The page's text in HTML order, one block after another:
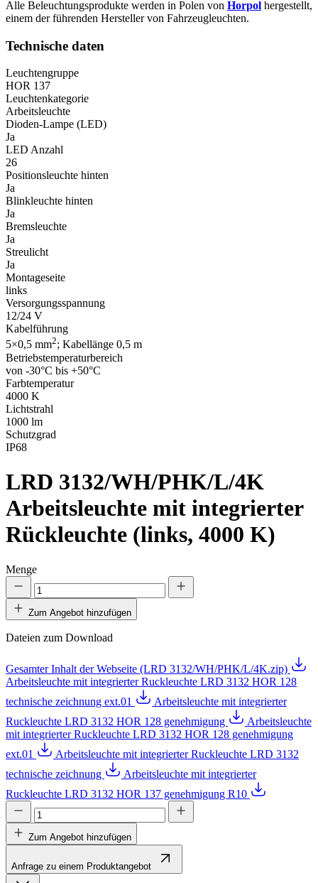
Alle Beleuchtungsprodukte werden in Polen von Horpol hergestellt,
einem der führenden Hersteller von Fahrzeugleuchten.
Technische daten
Leuchtengruppe
HOR 137
Leuchtenkategorie
Arbeitsleuchte
Dioden-Lampe (LED)
Ja
LED Anzahl
26
Positionsleuchte hinten
Ja
Blinkleuchte hinten
Ja
Bremsleuchte
Ja
Streulicht
Ja
Montageseite
links
Versorgungsspannung
12/24 V
Kabelführung
5×0,5 mm2; Kabellänge 0,5 m
Betriebstemperaturbereich
von -30°C bis +50°C
Farbtemperatur
4000 K
Lichtstrahl
1000 lm
Schutzgrad
IP68
LRD 3132/WH/PHK/L/4K
Arbeitsleuchte mit integrierter
Rückleuchte (links, 4000 K)
Menge
Zum Angebot hinzufügen
Dateien zum Download
Gesamter Inhalt der Webseite (LRD 3132/WH/PHK/L/4K.zip)
Arbeitsleuchte mit integrierter Ruckleuchte LRD 3132 HOR 128
technische zeichnung ext.01
Arbeitsleuchte mit integrierter
Ruckleuchte LRD 3132 HOR 128 genehmigung
Arbeitsleuchte
mit integrierter Ruckleuchte LRD 3132 HOR 128 genehmigung
ext.01
Arbeitsleuchte mit integrierter Ruckleuchte LRD 3132
technische zeichnung
Arbeitsleuchte mit integrierter
Ruckleuchte LRD 3132 HOR 137 genehmigung R10
Zum Angebot hinzufügen
Anfrage zu einem Produktangebot